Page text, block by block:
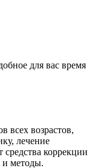
для вас время
всех возрастов,
лечение
средства коррекции
и методы.